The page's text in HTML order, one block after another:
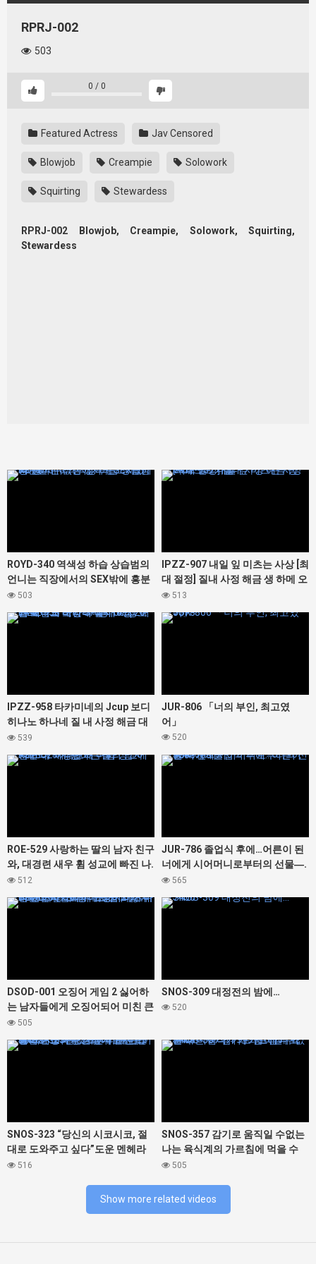
RPRJ-002
503
0 / 0
Featured Actress Jav Censored
Blowjob Creampie Solowork
Squirting Stewardess
RPRJ-002 Blowjob, Creampie, Solowork, Squirting,
Stewardess
427348
ROYD-340 역색성 하습 상습범의
언니는 직장에서의 SEX밖에 흥분
할 수 없는 성욕 몬스터였다. 봉 미
503
427412
IPZZ-907 내일 잎 미츠는 사상 [최
대 절정] 질내 사정 해금 생 하메 오
르가즘
513
427442
IPZZ-958 타카미네의 Jcup 보디
히나노 하나네 질 내 사정 해금 대
난교 노컷 SP 총 16명 20발 오버의
539
427378
JUR-806 「너의 부인, 최고였
어」
520
427328
ROE-529 사랑하는 딸의 남자 친구
와, 대경련 새우 휨 성교에 빠진 나.
이나모리 마사
512
427366
JUR-786 졸업식 후에…어른이 된
너에게 시어머니로부터의 선물―.
순회
565
427300
DSOD-001 오징어 게임 2 싫어하
는 남자들에게 오징어되어 미친 큰
가슴 그녀. 미조노 와카 유라카나
히라기 모미지
505
427456
SNOS-309 대정전의 밤에…
520
427460
SNOS-323 “당신의 시코시코, 절
대로 도와주고 싶다”도운 멘헤라
미소녀가 나에게 완전 러브 의존!
자위 지원 미타 마스즈
516
427468
SNOS-357 감기로 움직일 수없는
나는 육식계의 가르침에 먹을 수
버린다! ? 가와고에 니코
505
Show more related videos